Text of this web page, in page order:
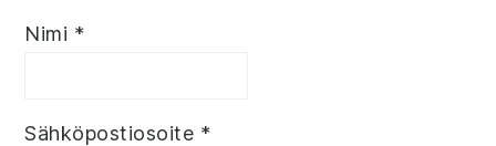
Nimi *
Sähköpostiosoite *